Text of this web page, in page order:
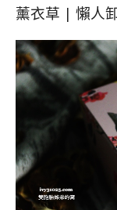
薰衣草 | 懶人